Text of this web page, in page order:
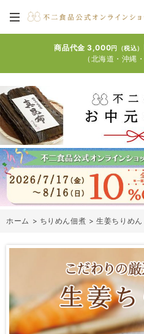
商品代金 3,000円（税込）
（北海道・沖縄
ホーム > ちりめん佃煮 >生姜ちりめ